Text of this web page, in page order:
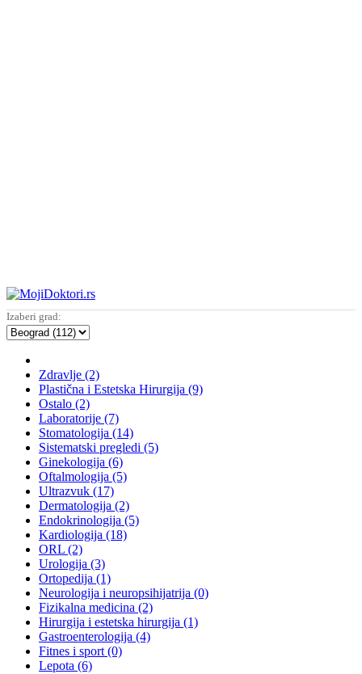
Izaberi grad:
Zdravlje (2)
Plastična i Estetska Hirurgija (9)
Ostalo (2)
Laboratorije (7)
Stomatologija (14)
Sistematski pregledi (5)
Ginekologija (6)
Oftalmologija (5)
Ultrazvuk (17)
Dermatologija (2)
Endokrinologija (5)
Kardiologija (18)
ORL (2)
Urologija (3)
Ortopedija (1)
Neurologija i neuropsihijatrija (0)
Fizikalna medicina (2)
Hirurgija i estetska hirurgija (1)
Gastroenterologija (4)
Fitnes i sport (0)
Lepota (6)